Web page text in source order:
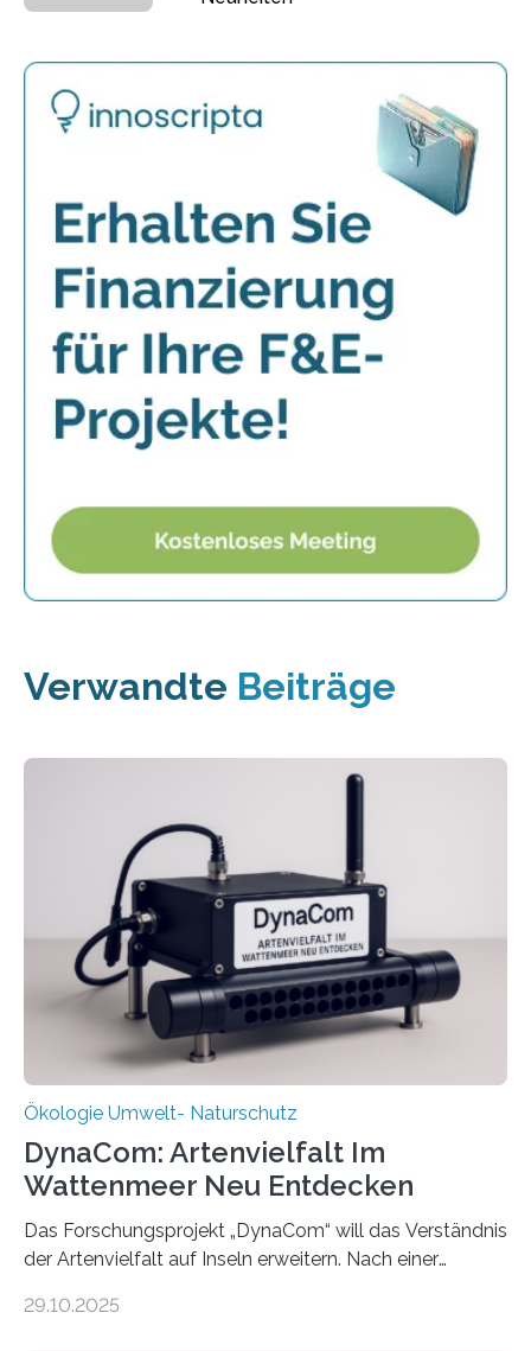
Verwandte Beiträge
Ökologie Umwelt- Naturschutz
DynaCom: Artenvielfalt Im
Wattenmeer Neu Entdecken
Das Forschungsprojekt „DynaCom“ will das Verständnis
der Artenvielfalt auf Inseln erweitern. Nach einer
Beobachtungen im Wattenmeer ist nun eine große
29.10.2025